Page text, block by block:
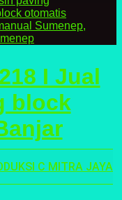
I Jual
block
C MITRA JAYA